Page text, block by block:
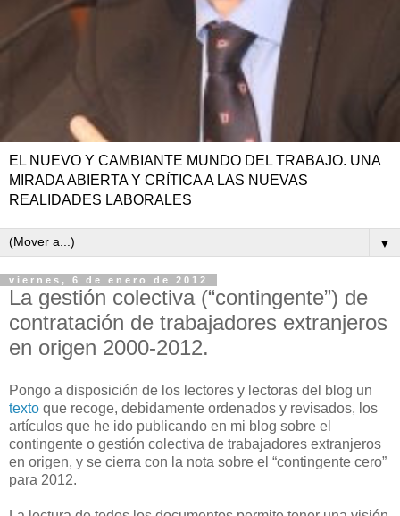
EL NUEVO Y CAMBIANTE MUNDO DEL TRABAJO. UNA
MIRADA ABIERTA Y CRÍTICA A LAS NUEVAS
REALIDADES LABORALES
▼
viernes, 6 de enero de 2012
La gestión colectiva (“contingente”) de
contratación de trabajadores extranjeros
en origen 2000-2012.
Pongo a disposición de los lectores y lectoras del blog un
texto que recoge, debidamente ordenados y revisados, los
artículos que he ido publicando en mi blog sobre el
contingente o gestión colectiva de trabajadores extranjeros
en origen, y se cierra con la nota sobre el “contingente cero”
para 2012.